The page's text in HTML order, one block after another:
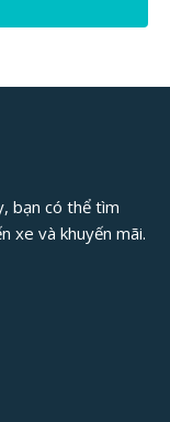
bạn có thể tìm
xe và khuyến mãi.